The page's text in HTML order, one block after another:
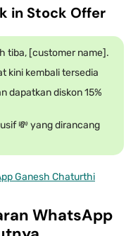
in Stock Offer
tiba, [customer name].
kini kembali tersedia
dapatkan diskon 15%
💸 yang dirancang
Ganesh Chaturthi
WhatsApp